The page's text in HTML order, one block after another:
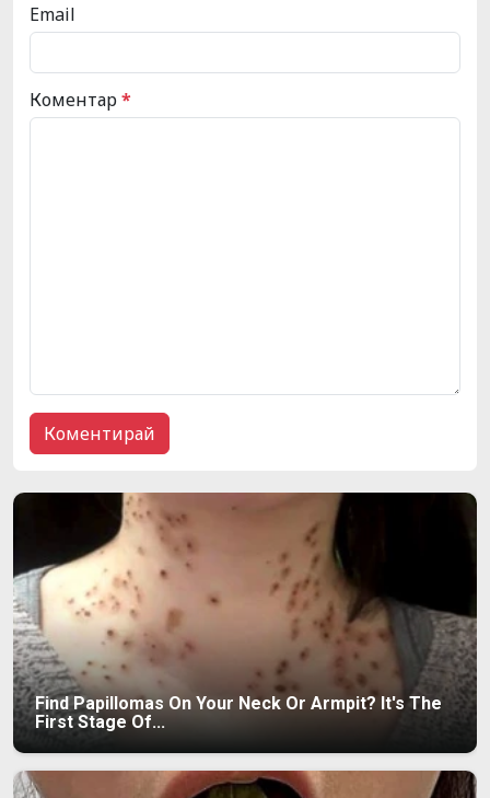
Email
Коментар*
Find Papillomas On Your Neck Or Armpit? It's The
First Stage Of...